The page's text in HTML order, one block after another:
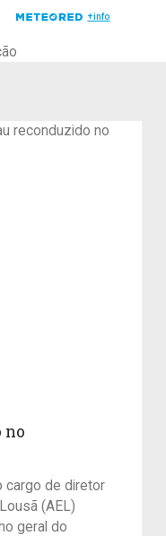
no
cargo de diretor
(AEL)
geral do